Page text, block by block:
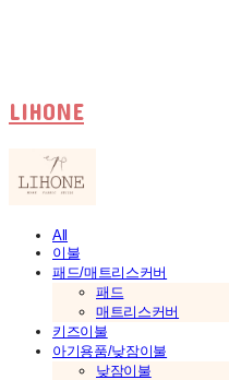
LIHONE
All
이불
패드/매트리스커버
패드
매트리스커버
키즈이불
아기용품/낮잠이불
낮잠이불